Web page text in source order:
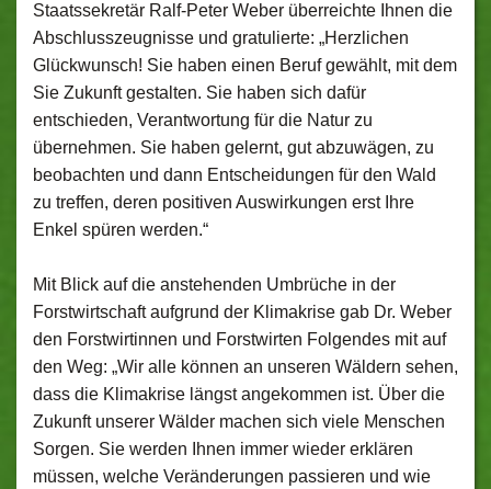
Staatssekretär Ralf-Peter Weber überreichte Ihnen die
Abschlusszeugnisse und gratulierte: „Herzlichen
Glückwunsch! Sie haben einen Beruf gewählt, mit dem
Sie Zukunft gestalten. Sie haben sich dafür
entschieden, Verantwortung für die Natur zu
übernehmen. Sie haben gelernt, gut abzuwägen, zu
beobachten und dann Entscheidungen für den Wald
zu treffen, deren positiven Auswirkungen erst Ihre
Enkel spüren werden.“
Mit Blick auf die anstehenden Umbrüche in der
Forstwirtschaft aufgrund der Klimakrise gab Dr. Weber
den Forstwirtinnen und Forstwirten Folgendes mit auf
den Weg: „Wir alle können an unseren Wäldern sehen,
dass die Klimakrise längst angekommen ist. Über die
Zukunft unserer Wälder machen sich viele Menschen
Sorgen. Sie werden Ihnen immer wieder erklären
müssen, welche Veränderungen passieren und wie